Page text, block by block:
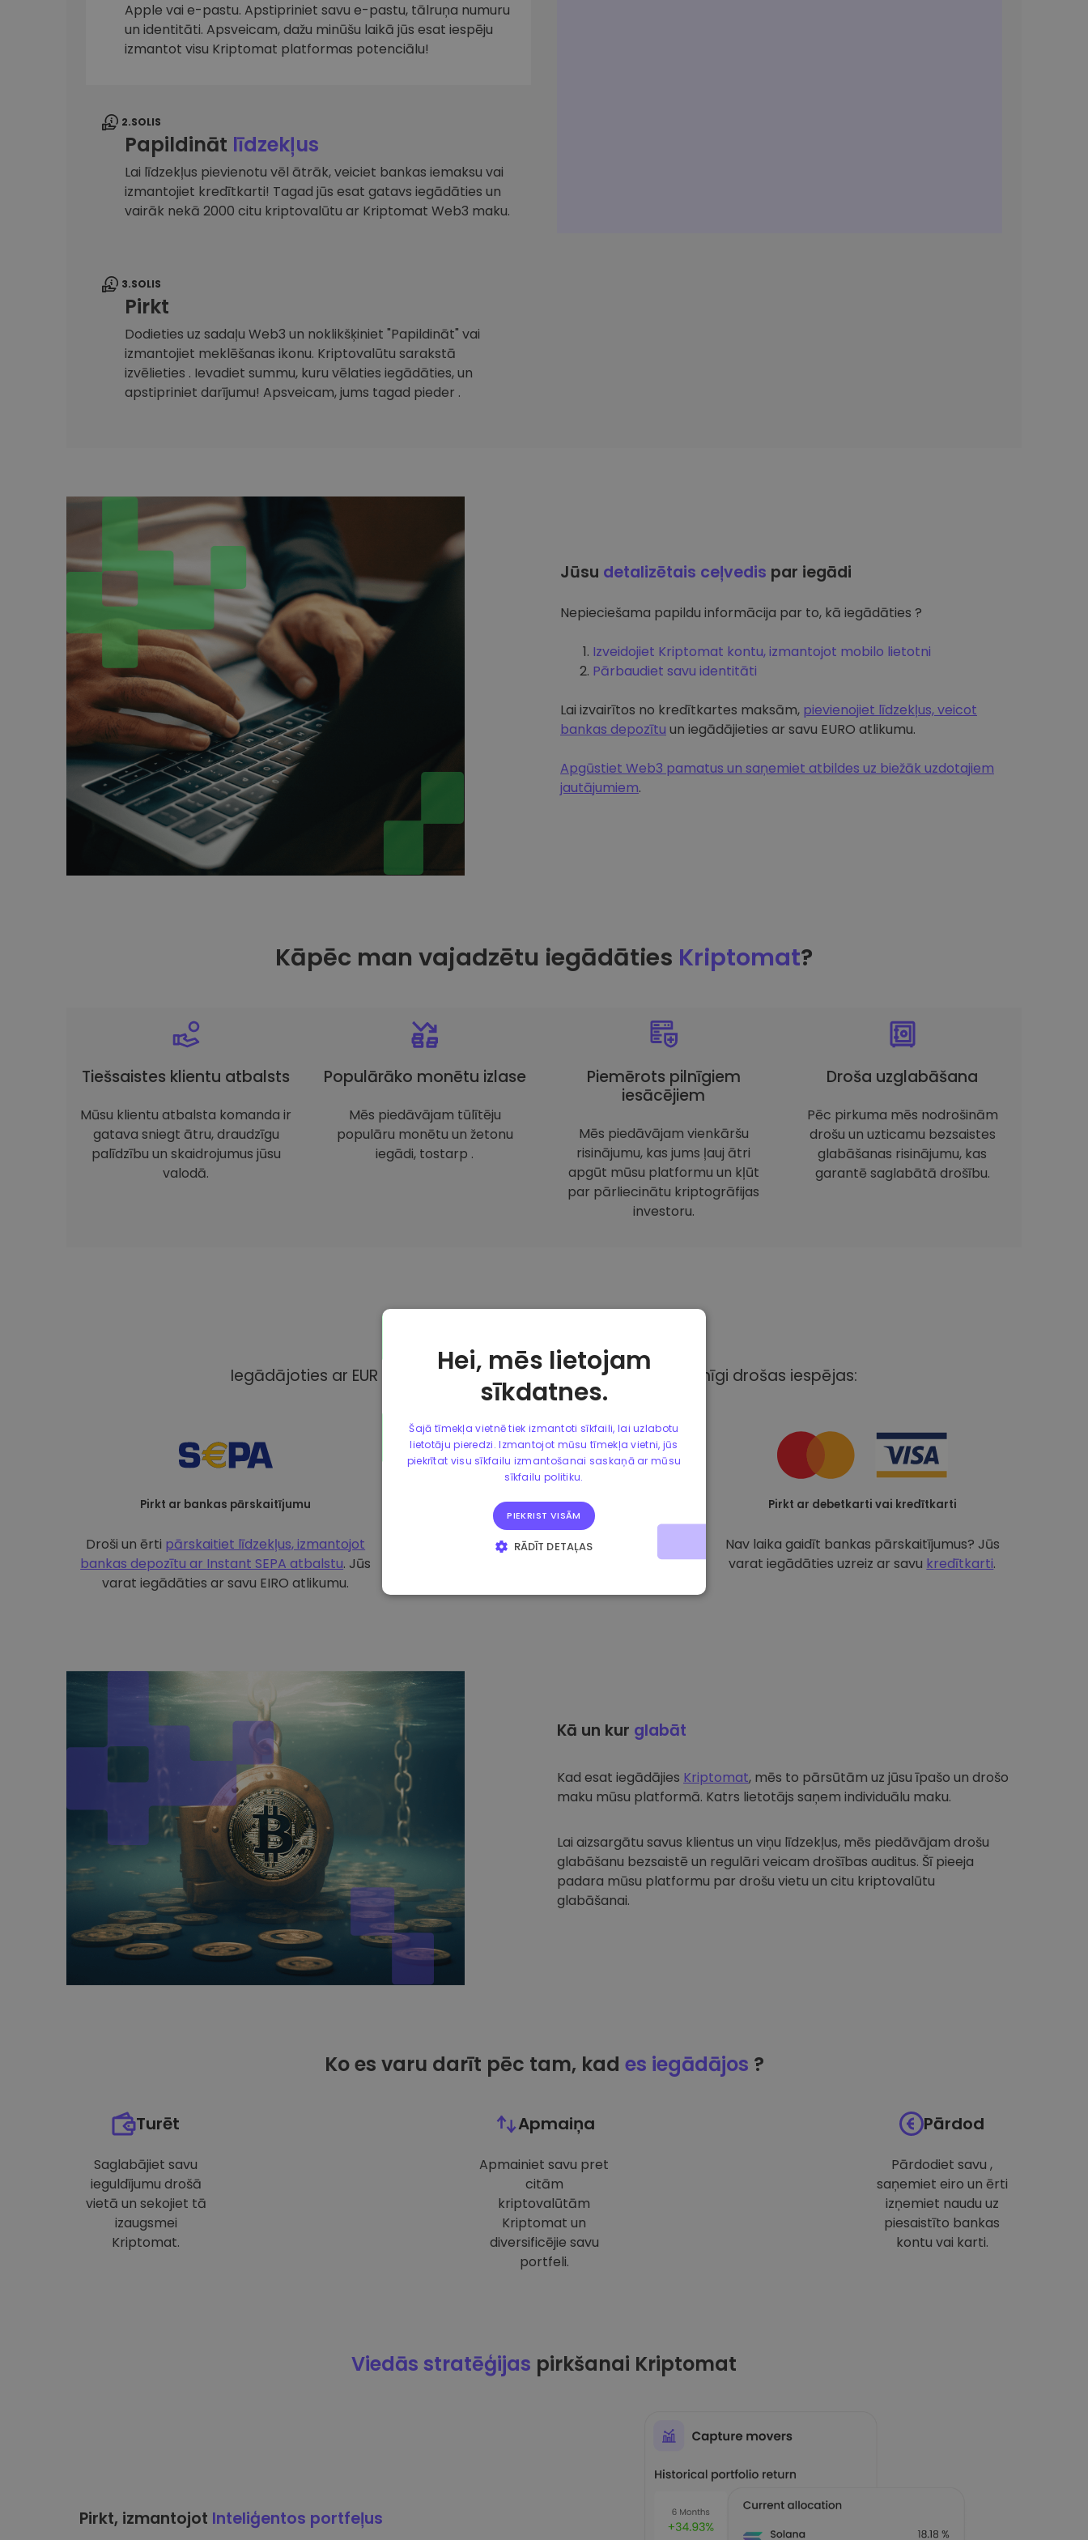
maks
Ieguldījumu palīgs
Atrodi savu kripto stratēģiju
Apple vai e-pastu. Apstipriniet savu e-pastu, tālruņa numuru
un identitāti. Apsveicam, dažu minūšu laikā jūs esat iespēju
izmantot visu Kriptomat platformas potenciālu!
2.SOLIS
Papildināt līdzekļus
Lai līdzekļus pievienotu vēl ātrāk, veiciet bankas iemaksu vai
izmantojiet kredītkarti! Tagad jūs esat gatavs iegādāties un
vairāk nekā 2000 citu kriptovalūtu ar Kriptomat Web3 maku.
3.SOLIS
Pirkt
Dodieties uz sadaļu Web3 un noklikšķiniet "Papildināt" vai
izmantojiet meklēšanas ikonu. Kriptovalūtu sarakstā
izvēlieties . Ievadiet summu, kuru vēlaties iegādāties, un
apstipriniet darījumu! Apsveicam, jums tagad pieder .
Jūsu detalizētais ceļvedis par iegādi
Nepieciešama papildu informācija par to, kā iegādāties ?
Izveidojiet Kriptomat kontu, izmantojot mobilo lietotni
Pārbaudiet savu identitāti
Lai izvairītos no kredītkartes maksām, pievienojiet līdzekļus, veicot
bankas depozītu un iegādājieties ar savu EURO atlikumu.
Apgūstiet Web3 pamatus un saņemiet atbildes uz biežāk uzdotajiem
jautājumiem.
Kāpēc man vajadzētu iegādāties Kriptomat?
Tiešsaistes klientu atbalsts
Mūsu klientu atbalsta komanda ir
gatava sniegt ātru, draudzīgu
palīdzību un skaidrojumus jūsu
valodā.
Populārāko monētu izlase
Mēs piedāvājam tūlītēju
populāru monētu un žetonu
iegādi, tostarp .
Piemērots pilnīgiem
iesācējiem
Mēs piedāvājam vienkāršu
risinājumu, kas jums ļauj ātri
apgūt mūsu platformu un kļūt
par pārliecinātu kriptogrāfijas
investoru.
Droša uzglabāšana
Pēc pirkuma mēs nodrošinām
drošu un uzticamu bezsaistes
glabāšanas risinājumu, kas
garantē saglabātā drošību.
Iegādājoties ar EUR Kriptomat, Jums ir pieejamas dažādas pilnīgi drošas iespējas:
Pirkt ar bankas pārskaitījumu
Droši un ērti pārskaitiet līdzekļus, izmantojot
bankas depozītu ar Instant SEPA atbalstu. Jūs
varat iegādāties ar savu EIRO atlikumu.
Pirkt ar debetkarti vai kredītkarti
Nav laika gaidīt bankas pārskaitījumus? Jūs
varat iegādāties uzreiz ar savu kredītkarti.
Kā un kur glabāt
Kad esat iegādājies Kriptomat, mēs to pārsūtām uz jūsu īpašo un drošo
maku mūsu platformā. Katrs lietotājs saņem individuālu maku.
Lai aizsargātu savus klientus un viņu līdzekļus, mēs piedāvājam drošu
glabāšanu bezsaistē un regulāri veicam drošības auditus. Šī pieeja
padara mūsu platformu par drošu vietu un citu kriptovalūtu
glabāšanai.
Ko es varu darīt pēc tam, kad es iegādājos ?
Turēt
Saglabājiet savu
ieguldījumu drošā
vietā un sekojiet tā
izaugsmei
Kriptomat.
Apmaiņa
Apmainiet savu pret
citām
kriptovalūtām
Kriptomat un
diversificējie savu
portfeli.
Pārdod
Pārdodiet savu ,
saņemiet eiro un ērti
izņemiet naudu uz
piesaistīto bankas
kontu vai karti.
Viedās stratēģijas pirkšanai Kriptomat
Pirkt, izmantojot Inteliģentos portfeļus
Hei, mēs lietojam
sīkdatnes.
Šajā tīmekļa vietnē tiek izmantoti sīkfaili, lai uzlabotu
lietotāju pieredzi. Izmantojot mūsu tīmekļa vietni, jūs
piekrītat visu sīkfailu izmantošanai saskaņā ar mūsu
sīkfailu politiku.
PIEKRIST VISĀM
RĀDĪT DETAĻAS